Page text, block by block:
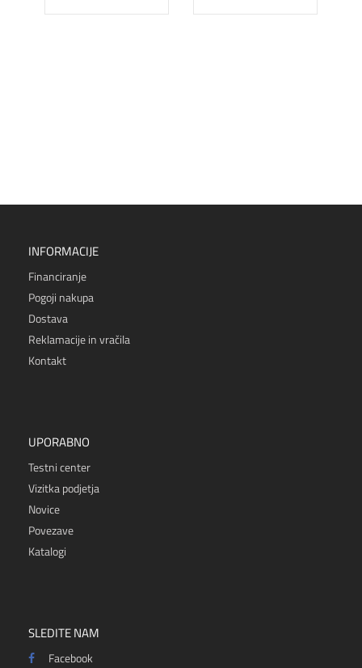
INFORMACIJE
Financiranje
Pogoji nakupa
Dostava
Reklamacije in vračila
Kontakt
UPORABNO
Testni center
Vizitka podjetja
Novice
Povezave
Katalogi
SLEDITE NAM
Facebook